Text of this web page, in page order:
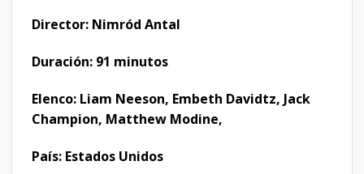
Director: Nimród Antal
Duración: 91 minutos
Elenco: Liam Neeson, Embeth Davidtz, Jack
Champion, Matthew Modine,
País: Estados Unidos